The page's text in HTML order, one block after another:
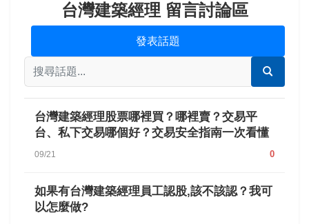
台灣建築經理 留言討論區
發表話題
台灣建築經理股票哪裡買？哪裡賣？交易平
台、私下交易哪個好？交易安全指南一次看懂
09/21 0
如果有台灣建築經理員工認股,該不該認？我可
以怎麼做?